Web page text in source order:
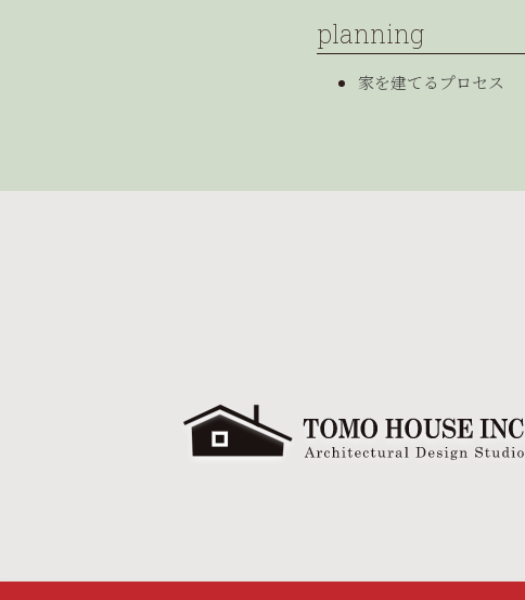
planning
家を建てるプロセス